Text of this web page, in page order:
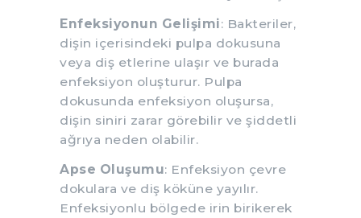
Enfeksiyonun Gelişimi: Bakteriler,
dişin içerisindeki pulpa dokusuna
veya diş etlerine ulaşır ve burada
enfeksiyon oluşturur. Pulpa
dokusunda enfeksiyon oluşursa,
dişin siniri zarar görebilir ve şiddetli
ağrıya neden olabilir.
Apse Oluşumu: Enfeksiyon çevre
dokulara ve diş köküne yayılır.
Enfeksiyonlu bölgede irin birikerek